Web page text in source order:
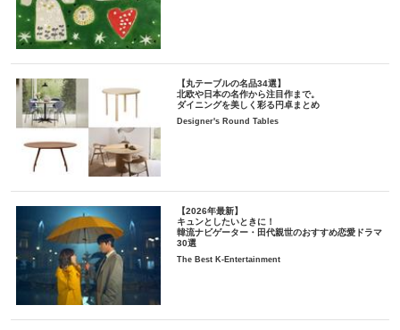
【丸テーブルの名品34選】
北欧や日本の名作から注目作まで。
ダイニングを美しく彩る円卓まとめ
Designer's Round Tables
【2026年最新】
キュンとしたいときに！
韓流ナビゲーター・田代親世のおすすめ恋愛ドラマ
30選
The Best K-Entertainment